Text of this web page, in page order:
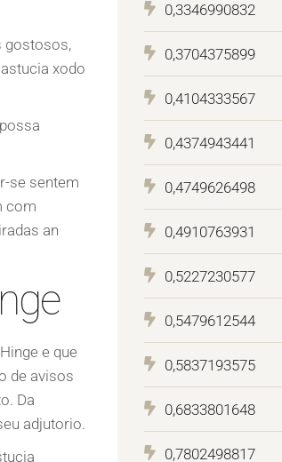
gostosos,
xodo
se sentem
com
an
e que
de avisos
Da
adjutorio.
0,3346990832
0,3704375899
0,4104333567
0,4374943441
0,4749626498
0,4910763931
0,5227230577
0,5479612544
0,5837193575
0,6833801648
0,7802498817